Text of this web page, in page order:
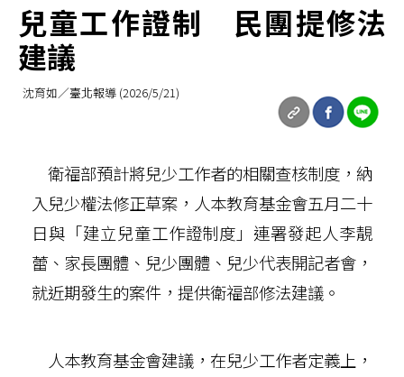
兒童工作證制 民團提修法
建議
沈育如／臺北報導 (2026/5/21)
衛福部預計將兒少工作者的相關查核制度，納
入兒少權法修正草案，人本教育基金會五月二十
日與「建立兒童工作證制度」連署發起人李靚
蕾、家長團體、兒少團體、兒少代表開記者會，
就近期發生的案件，提供衛福部修法建議。
人本教育基金會建議，在兒少工作者定義上，